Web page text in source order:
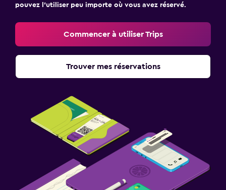
pouvez l’utiliser peu importe où vous avez réservé.
Commencer à utiliser Trips
Trouver mes réservations